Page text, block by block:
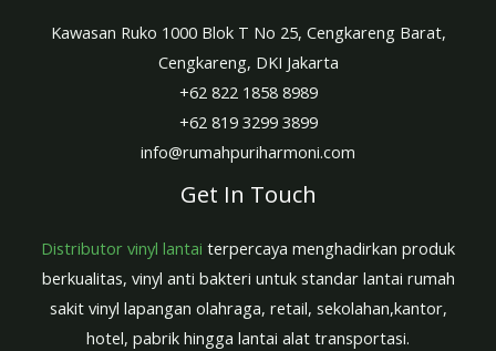
Kawasan Ruko 1000 Blok T No 25, Cengkareng Barat,
Cengkareng, DKI Jakarta
+62 822 1858 8989
+62 819 3299 3899
info@rumahpuriharmoni.com
Get In Touch
Distributor vinyl lantai terpercaya menghadirkan produk
berkualitas, vinyl anti bakteri untuk standar lantai rumah
sakit vinyl lapangan olahraga, retail, sekolahan,kantor,
hotel, pabrik hingga lantai alat transportasi.